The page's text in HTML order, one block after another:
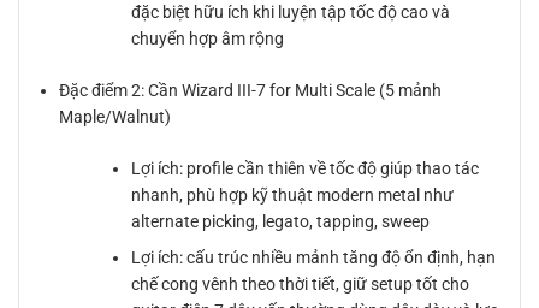
đặc biệt hữu ích khi luyện tập tốc độ cao và
chuyển hợp âm rộng
Đặc điểm 2: Cần Wizard III-7 for Multi Scale (5 mảnh
Maple/Walnut)
Lợi ích: profile cần thiên về tốc độ giúp thao tác
nhanh, phù hợp kỹ thuật modern metal như
alternate picking, legato, tapping, sweep
Lợi ích: cấu trúc nhiều mảnh tăng độ ổn định, hạn
chế cong vênh theo thời tiết, giữ setup tốt cho